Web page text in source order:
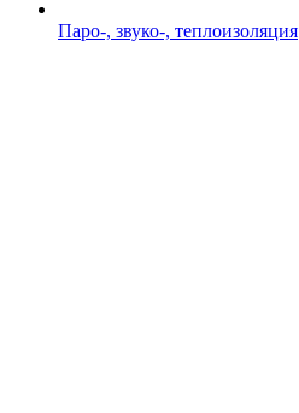
Паро-, звуко-, теплоизоляция